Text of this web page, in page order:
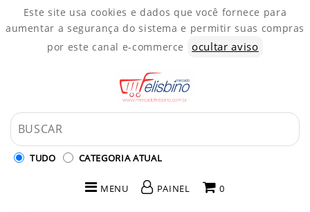
Este site usa cookies e dados que você fornece para
aumentar a segurança do sistema e permitir suas compras
por este canal e-commerce
TUDO CATEGORIA ATUAL
MENU PAINEL 0